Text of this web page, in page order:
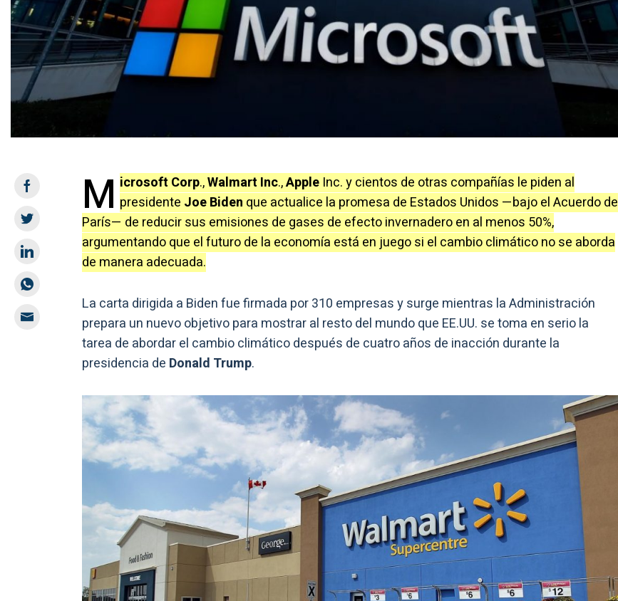
M icrosoft Corp.,Walmart Inc.,Apple Inc. y cientos de otras compañías le piden al
presidente Joe Biden que actualice la promesa de Estados Unidos —bajo el Acuerdo de
París— de reducir sus emisiones de gases de efecto invernadero en al menos 50%,
argumentando que el futuro de la economía está en juego si el cambio climático no se aborda
de manera adecuada.
La carta dirigida a Biden fue firmada por 310 empresas y surge mientras la Administración
prepara un nuevo objetivo para mostrar al resto del mundo que EE.UU. se toma en serio la
tarea de abordar el cambio climático después de cuatro años de inacción durante la
presidencia de Donald Trump.